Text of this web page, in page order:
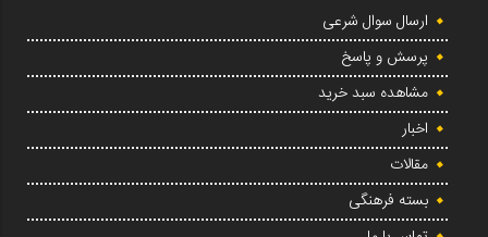
ارسال سوال شرعی
پرسش و پاسخ
مشاهده سبد خرید
اخبار
مقالات
بسته فرهنگی